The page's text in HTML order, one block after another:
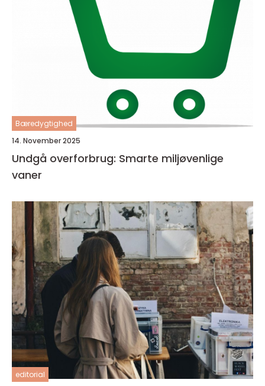
Bæredygtighed
14. November 2025
Undgå overforbrug: Smarte miljøvenlige
vaner
editorial